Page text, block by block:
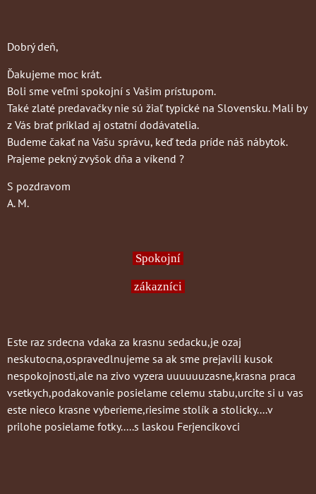
Dobrý deň,
Ďakujeme moc krát.
Boli sme veľmi spokojní s Vašim prístupom.
Také zlaté predavačky nie sú žiaľ typické na Slovensku. Mali by
z Vás brať príklad aj ostatní dodávatelia.
Budeme čakať na Vašu správu, keď teda príde náš nábytok.
Prajeme pekný zvyšok dňa a víkend ?
S pozdravom
A. M.
Spokojní
zákazníci
Este raz srdecna vdaka za krasnu sedacku,je ozaj
neskutocna,ospravedlnujeme sa ak sme prejavili kusok
nespokojnosti,ale na zivo vyzera uuuuuuzasne,krasna praca
vsetkych,podakovanie posielame celemu stabu,urcite si u vas
este nieco krasne vyberieme,riesime stolík a stolicky....v
prilohe posielame fotky.....s laskou Ferjencikovci